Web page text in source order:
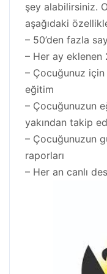
şey alabilirsiniz.
aşağıdaki
– 50’den fazla
– Her ay eklenen
– Çocuğunuz
eğitim
– Çocuğunuzun
yakından takip
– Çocuğunuzun
raporları
– Her an canlı